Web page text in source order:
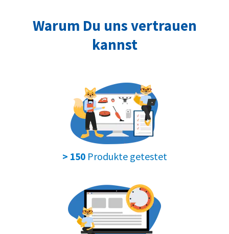
Warum Du uns vertrauen
kannst
> 150Produkte getestet